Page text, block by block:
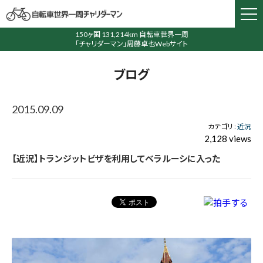
150ヶ国 131,214km 自転車世界一周
「チャリダーマン」周藤卓也Webサイト
ブログ
2015.09.09
カテゴリ :近況
2,128 views
【近況】トランジットビザを利用してベラルーシに入った